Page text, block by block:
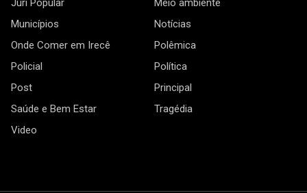
Júri Popular
Meio ambiente
Municípios
Notícias
Onde Comer em Irecê
Polêmica
Policial
Política
Post
Principal
Saúde e Bem Estar
Tragédia
Video